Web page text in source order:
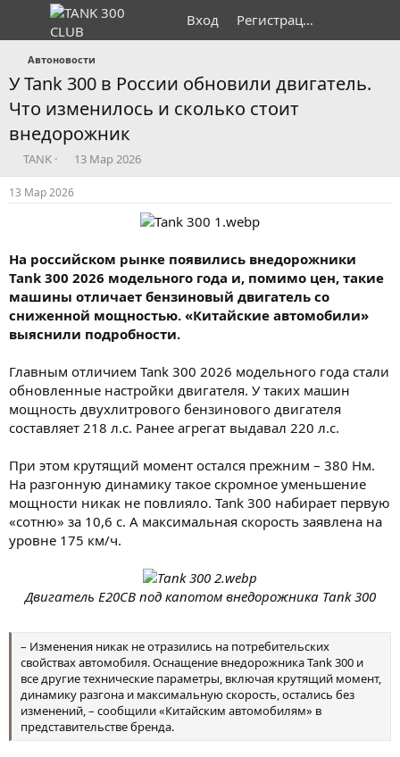
Вход Регистрация
Автоновости
У Tank 300 в России обновили двигатель.
Что изменилось и сколько стоит
внедорожник
А
в
т
о
е
ы
TANK
Д
а
т
а
ч
а
л
а
13 Мар 2026
13 Мар 2026
На российском рынке появились внедорожники
Tank 300 2026 модельного года и, помимо цен, такие
машины отличает бензиновый двигатель со
сниженной мощностью. «Китайские автомобили»
выяснили подробности.
Главным отличием Tank 300 2026 модельного года стали
обновленные настройки двигателя. У таких машин
мощность двухлитрового бензинового двигателя
составляет 218 л.с. Ранее агрегат выдавал 220 л.с.
При этом крутящий момент остался прежним – 380 Нм.
На разгонную динамику такое скромное уменьшение
мощности никак не повлияло. Tank 300 набирает первую
«сотню» за 10,6 с. А максимальная скорость заявлена на
уровне 175 км/ч.
Двигатель E20CB под капотом внедорожника Tank 300
– Изменения никак не отразились на потребительских
свойствах автомобиля. Оснащение внедорожника Tank 300 и
все другие технические параметры, включая крутящий момент,
динамику разгона и максимальную скорость, остались без
изменений, – сообщили «Китайским автомобилям» в
представительстве бренда.